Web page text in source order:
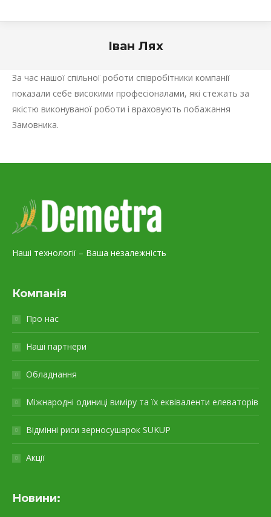
Іван Лях
За час нашої спільної роботи співробітники компанії
показали себе високими професіоналами, які стежать за
якістю виконуваної роботи і враховують побажання
Замовника.
Наші технології – Ваша незалежність
Компанія
Про нас
Наші партнери
Обладнання
Міжнародні одиниці виміру та їх еквіваленти елеваторів
Відмінні риси зерносушарок SUKUP
Акції
Новини: